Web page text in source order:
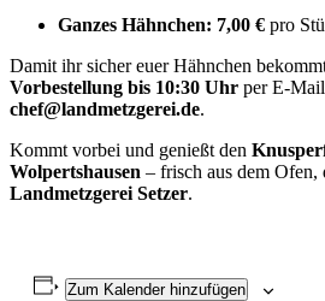
Ganzes Hähnchen: 7,00 € pro
Damit ihr sicher euer Hähnchen
Vorbestellung bis 10:30 Uhr per E-
chef@landmetzgerei.de.
Kommt vorbei und genießt den
Wolpertshausen – frisch aus dem Ofen,
Landmetzgerei Setzer.
Zum Kalender hinzufügen